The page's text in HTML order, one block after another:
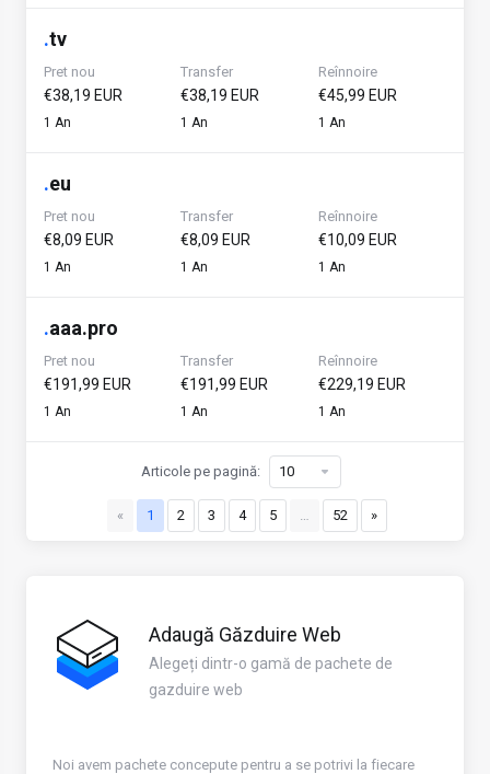
.tv
Pret nou
€38,19 EUR
1 An
Transfer
€38,19 EUR
1 An
Reînnoire
€45,99 EUR
1 An
.eu
Pret nou
€8,09 EUR
1 An
Transfer
€8,09 EUR
1 An
Reînnoire
€10,09 EUR
1 An
.aaa.pro
Pret nou
€191,99 EUR
1 An
Transfer
€191,99 EUR
1 An
Reînnoire
€229,19 EUR
1 An
« 1 2 3 4 5 … 52 »
Articole pe pagină:
Adaugă Găzduire Web
Alegeți dintr-o gamă de pachete de
gazduire web
Noi avem pachete concepute pentru a se potrivi la fiecare